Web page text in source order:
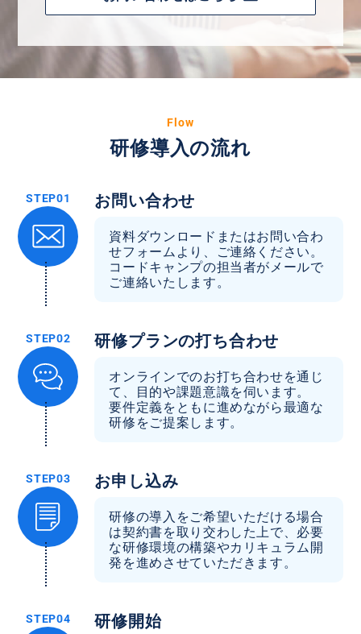
Flow
研修導入の流れ
お問い合わせ
資料ダウンロードまたはお問い合わ
せフォームより、ご連絡ください。
コードキャンプの担当者がメールで
ご連絡いたします。
研修プランの打ち合わせ
オンラインでのお打ち合わせを通じ
て、目的や課題意識を伺います。
要件定義をともに進めながら最適な
研修をご提案します。
お申し込み
研修の導入をご希望いただける場合
は契約書を取り交わした上で、必要
な研修環境の構築やカリキュラム開
発を進めさせていただきます。
研修開始